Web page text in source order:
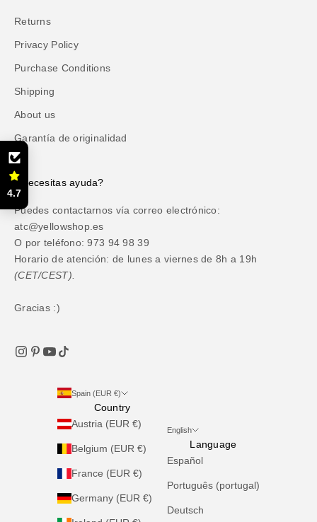
Returns
Privacy Policy
Purchase Conditions
Shipping
About us
Garantía de originalidad
¿Necesitas ayuda?
Puedes contactarnos vía correo electrónico:
atc@yellowshop.es
O por teléfono: 973 94 98 39
Horario de atención: de lunes a viernes de 8h a 19h
(CET/CEST).
Gracias :)
Spain (EUR €)
Country
Austria (EUR €)
Belgium (EUR €)
France (EUR €)
Germany (EUR €)
English
Language
Español
Português (portugal)
Deutsch
4.7